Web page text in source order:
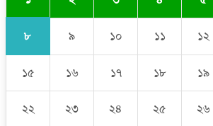
৮ ৯ ১০ ১১ ১২
১৫ ১৬ ১৭ ১৮ ১৯
২২ ২৩ ২৪ ২৫ ২৬